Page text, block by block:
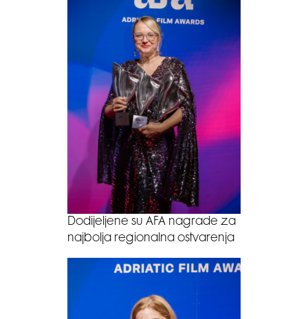
Dodijeljene su AFA nagrade za
najbolja regionalna ostvarenja